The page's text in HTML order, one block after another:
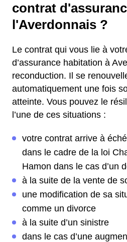
contrat
l'Averdonnais ?
Le contrat qui vous lie à
d’assurance habitation à
reconduction. Il se
automatiquement une fois
atteinte. Vous pouvez le
l’une de ces situations :
votre contrat arrive à
dans le cadre de la loi
Hamon dans le cas d’un
à la suite de la vente de
une modification de sa
comme un divorce
à la suite d’un sinistre
dans le cas d’une